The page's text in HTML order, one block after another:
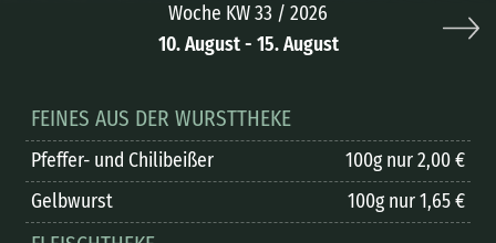
Woche KW 33 / 2026
10. August - 15. August
FEINES AUS DER WURSTTHEKE
Pfeffer- und Chilibeißer
100g nur 2,00 €
Gelbwurst
100g nur 1,65 €